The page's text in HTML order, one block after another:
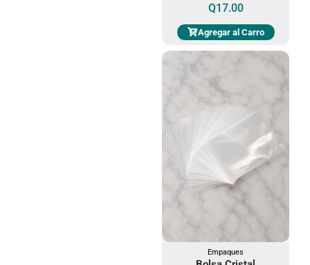
Q17.00
Agregar al Carro
Empaques